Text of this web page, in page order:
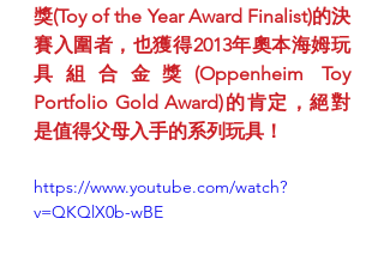
獎(Toy of the Year Award Finalist)的決
賽入圍者，也獲得2013年奧本海姆玩
具組合金獎(Oppenheim Toy
Portfolio Gold Award)的肯定，絕對
是值得父母入手的系列玩具！
https://www.youtube.com/watch?
v=QKQlX0b-wBE